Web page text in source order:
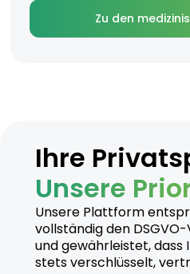
Zu den
Ihre
Unsere
Unsere Plattform
vollständig den
und gewährleistet, dass
stets verschlüsselt,